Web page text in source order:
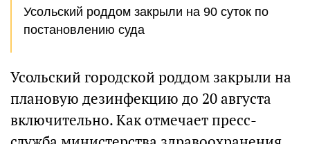
Усольский роддом закрыли на 90 суток по
постановлению суда
Усольский городской роддом закрыли на
плановую дезинфекцию до 20 августа
включительно. Как отмечает пресс-